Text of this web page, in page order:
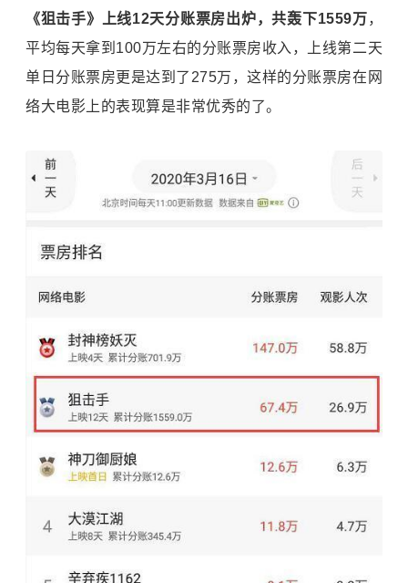
《狙击手》上线12天分账票房出炉，共轰下1559万，
平均每天拿到100万左右的分账票房收入，上线第二天
单日分账票房更是达到了275万，这样的分账票房在网
络大电影上的表现算是非常优秀的了。